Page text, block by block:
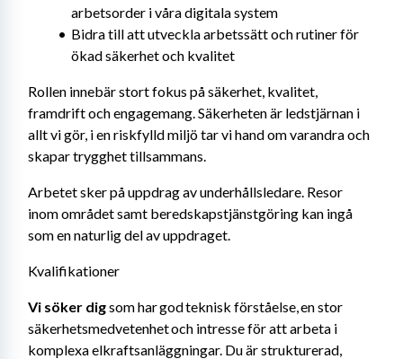
arbetsorder i våra digitala system
Bidra till att utveckla arbetssätt och rutiner för
ökad säkerhet och kvalitet
Rollen innebär stort fokus på säkerhet, kvalitet,
framdrift och engagemang. Säkerheten är ledstjärnan i
allt vi gör, i en riskfylld miljö tar vi hand om varandra och
skapar trygghet tillsammans.
Arbetet sker på uppdrag av underhållsledare. Resor
inom området samt beredskapstjänstgöring kan ingå
som en naturlig del av uppdraget.
Kvalifikationer
Vi söker dig som har god teknisk förståelse, en stor
säkerhetsmedvetenhet och intresse för att arbeta i
komplexa elkraftsanläggningar. Du är strukturerad,